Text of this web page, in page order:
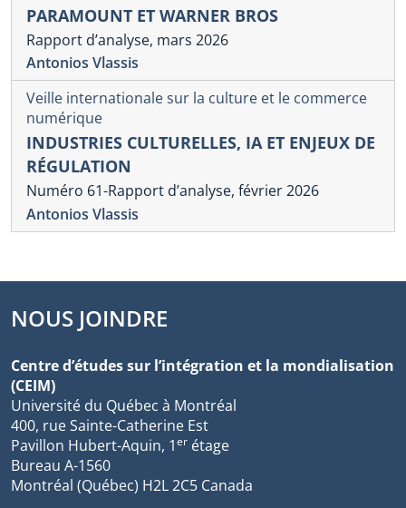
PARAMOUNT ET WARNER BROS
Rapport d’analyse, mars 2026
Antonios Vlassis
Veille internationale sur la culture et le commerce
numérique
INDUSTRIES CULTURELLES, IA ET ENJEUX DE
RÉGULATION
Numéro 61-Rapport d’analyse, février 2026
Antonios Vlassis
NOUS JOINDRE
Centre d’études sur l’intégration et la mondialisation
(CEIM)
Université du Québec à Montréal
400, rue Sainte-Catherine Est
Pavillon Hubert-Aquin, 1er étage
Bureau A-1560
Montréal (Québec) H2L 2C5 Canada